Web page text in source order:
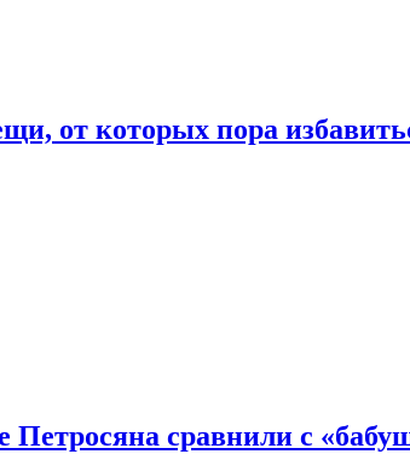
от которых пора
Петросяна сравнили с